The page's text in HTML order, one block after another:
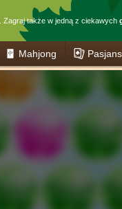
. Zagraj także w jedną z ciekawych
Mahjong Pasjans